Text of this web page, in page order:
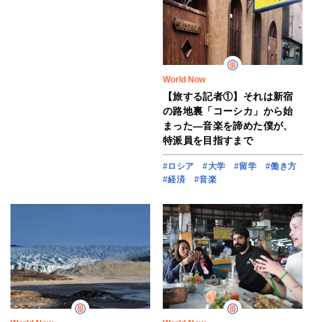
World Now
【旅する記者①】それは新宿
の路地裏「コーシカ」から始
まった―音楽を諦めた僕が、
特派員を目指すまで
#ロシア #大学 #留学
#働き方
#経済
#音楽